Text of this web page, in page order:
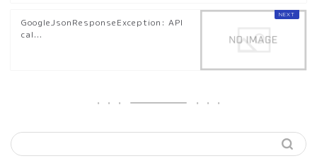
GoogleJsonResponseException: API
cal...